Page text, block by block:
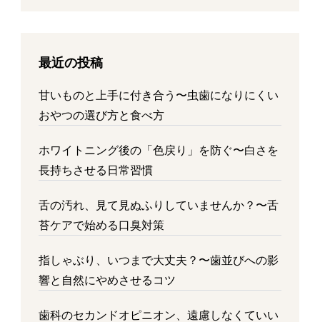
最近の投稿
甘いものと上手に付き合う〜虫歯になりにくい
おやつの選び方と食べ方
ホワイトニング後の「色戻り」を防ぐ〜白さを
長持ちさせる日常習慣
舌の汚れ、見て見ぬふりしていませんか？〜舌
苔ケアで始める口臭対策
指しゃぶり、いつまで大丈夫？〜歯並びへの影
響と自然にやめさせるコツ
歯科のセカンドオピニオン、遠慮しなくていい